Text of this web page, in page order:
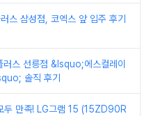
스 삼성점, 코엑스 앞 입주 후기
러스 선릉점 &lsquo;에스컬레이
솔직 후기
두 만족! LG그램 15 (15ZD90R